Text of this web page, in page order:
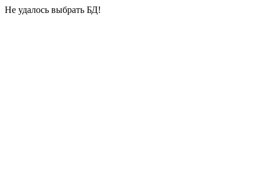
Не удалось выбрать БД!